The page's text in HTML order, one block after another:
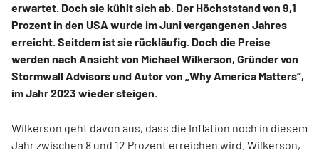
erwartet. Doch sie kühlt sich ab. Der Höchststand von 9,1
Prozent in den USA wurde im Juni vergangenen Jahres
erreicht. Seitdem ist sie rückläufig. Doch die Preise
werden nach Ansicht von Michael Wilkerson, Gründer von
Stormwall Advisors und Autor von „Why America Matters“,
im Jahr 2023 wieder steigen.
Wilkerson geht davon aus, dass die Inflation noch in diesem
Jahr zwischen 8 und 12 Prozent erreichen wird. Wilkerson,